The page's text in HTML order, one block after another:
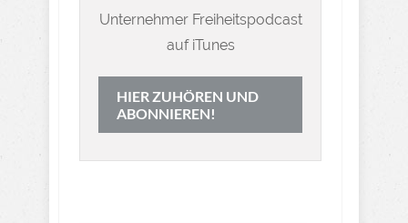
Unternehmer Freiheitspodcast
auf iTunes
HIER ZUHÖREN UND
ABONNIEREN!